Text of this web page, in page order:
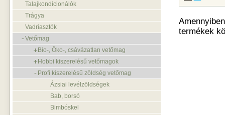
termékek
Talajkondicionálók
Trágya
Vadriasztók
Vetőmag
Bio-, Öko-, csávázatlan vetőmag
Hobbi kiszerelésű vetőmagok
Profi kiszerelésű zöldség vetőmag
Ázsiai levélzöldségek
Bab, borsó
Bimbóskel